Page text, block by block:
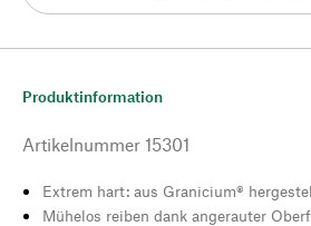
Produktinformation
Artikelnummer 15301
Extrem hart: aus Granicium®
Mühelos reiben dank angerauter